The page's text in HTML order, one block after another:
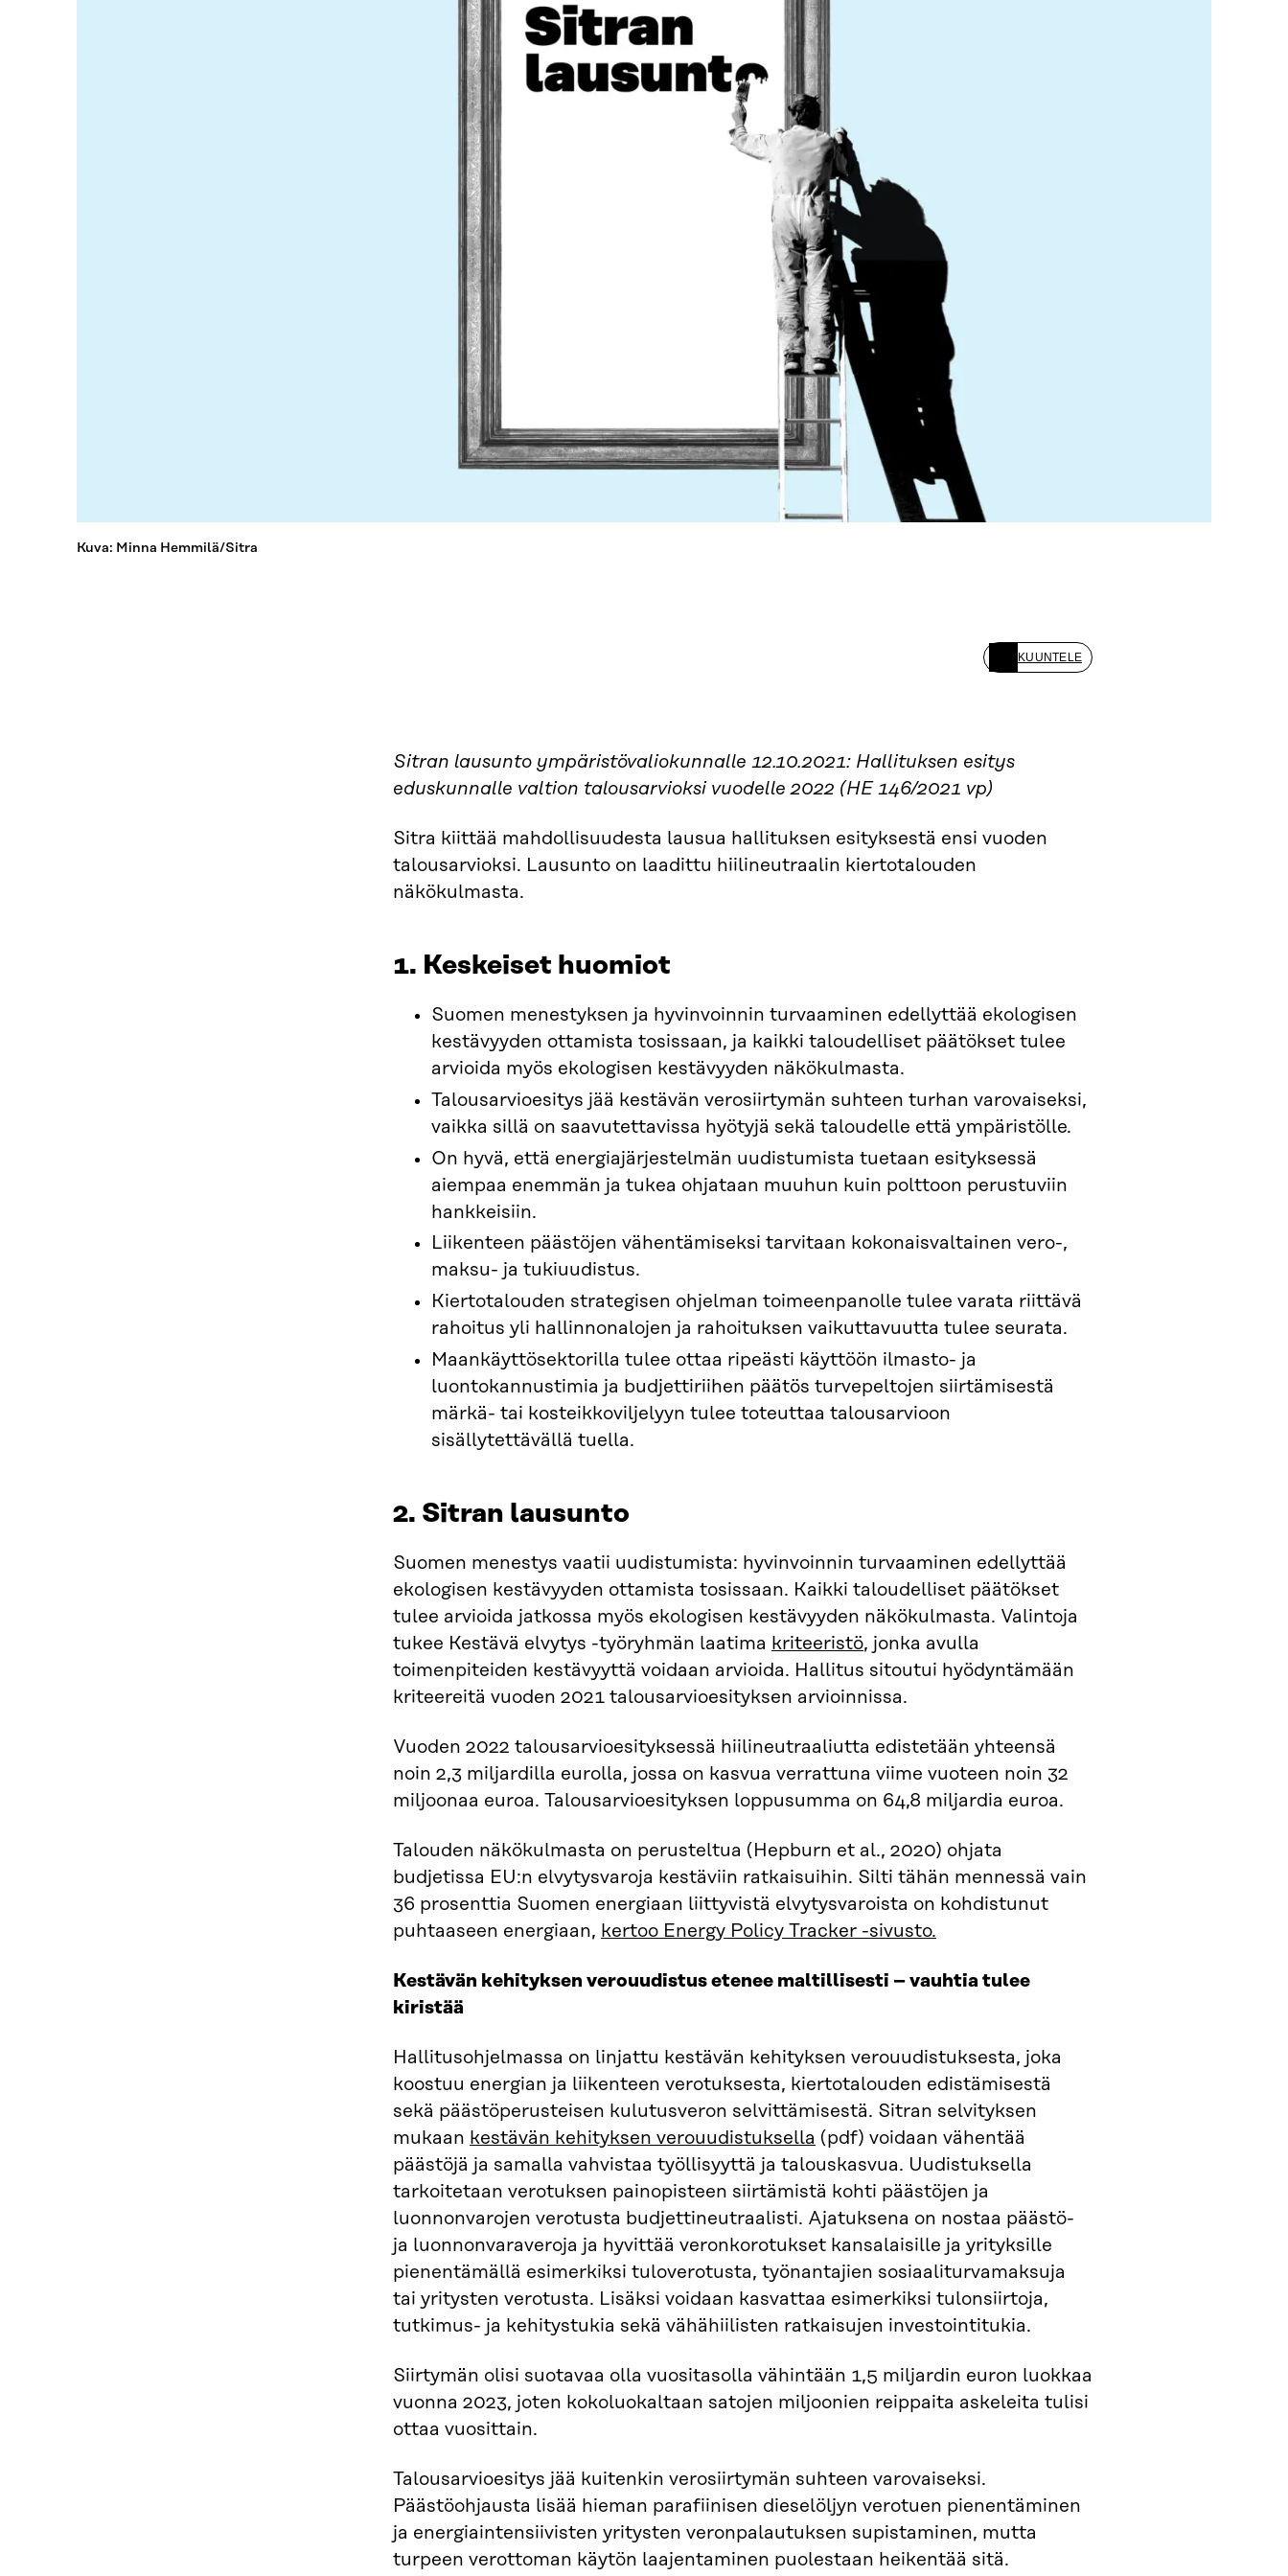
Kuva: Minna Hemmilä/Sitra
KUUNTELE
Sitran lausunto ympäristövaliokunnalle 12.10.2021: Hallituksen esitys
eduskunnalle valtion talousarvioksi vuodelle 2022 (HE 146/2021 vp)
Sitra kiittää mahdollisuudesta lausua hallituksen esityksestä ensi vuoden
talousarvioksi. Lausunto on laadittu hiilineutraalin kiertotalouden
näkökulmasta.
1. Keskeiset huomiot
Suomen menestyksen ja hyvinvoinnin turvaaminen edellyttää ekologisen
kestävyyden ottamista tosissaan, ja kaikki taloudelliset päätökset tulee
arvioida myös ekologisen kestävyyden näkökulmasta.
Talousarvioesitys jää kestävän verosiirtymän suhteen turhan varovaiseksi,
vaikka sillä on saavutettavissa hyötyjä sekä taloudelle että ympäristölle.
On hyvä, että energiajärjestelmän uudistumista tuetaan esityksessä
aiempaa enemmän ja tukea ohjataan muuhun kuin polttoon perustuviin
hankkeisiin.
Liikenteen päästöjen vähentämiseksi tarvitaan kokonaisvaltainen vero-,
maksu- ja tukiuudistus.
Kiertotalouden strategisen ohjelman toimeenpanolle tulee varata riittävä
rahoitus yli hallinnonalojen ja rahoituksen vaikuttavuutta tulee seurata.
Maankäyttösektorilla tulee ottaa ripeästi käyttöön ilmasto- ja
luontokannustimia ja budjettiriihen päätös turvepeltojen siirtämisestä
märkä- tai kosteikkoviljelyyn tulee toteuttaa talousarvioon
sisällytettävällä tuella.
2. Sitran lausunto
Suomen menestys vaatii uudistumista: hyvinvoinnin turvaaminen edellyttää
ekologisen kestävyyden ottamista tosissaan. Kaikki taloudelliset päätökset
tulee arvioida jatkossa myös ekologisen kestävyyden näkökulmasta. Valintoja
tukee Kestävä elvytys -työryhmän laatima kriteeristö, jonka avulla
toimenpiteiden kestävyyttä voidaan arvioida. Hallitus sitoutui hyödyntämään
kriteereitä vuoden 2021 talousarvioesityksen arvioinnissa.
Vuoden 2022 talousarvioesityksessä hiilineutraaliutta edistetään yhteensä
noin 2,3 miljardilla eurolla, jossa on kasvua verrattuna viime vuoteen noin 32
miljoonaa euroa. Talousarvioesityksen loppusumma on 64,8 miljardia euroa.
Talouden näkökulmasta on perusteltua (Hepburn et al., 2020) ohjata
budjetissa EU:n elvytysvaroja kestäviin ratkaisuihin. Silti tähän mennessä vain
36 prosenttia Suomen energiaan liittyvistä elvytysvaroista on kohdistunut
puhtaaseen energiaan, kertoo Energy Policy Tracker -sivusto.
Kestävän kehityksen verouudistus etenee maltillisesti – vauhtia tulee
kiristää
Hallitusohjelmassa on linjattu kestävän kehityksen verouudistuksesta, joka
koostuu energian ja liikenteen verotuksesta, kiertotalouden edistämisestä
sekä päästöperusteisen kulutusveron selvittämisestä. Sitran selvityksen
mukaan kestävän kehityksen verouudistuksella (pdf) voidaan vähentää
päästöjä ja samalla vahvistaa työllisyyttä ja talouskasvua. Uudistuksella
tarkoitetaan verotuksen painopisteen siirtämistä kohti päästöjen ja
luonnonvarojen verotusta budjettineutraalisti. Ajatuksena on nostaa päästö-
ja luonnonvaraveroja ja hyvittää veronkorotukset kansalaisille ja yrityksille
pienentämällä esimerkiksi tuloverotusta, työnantajien sosiaaliturvamaksuja
tai yritysten verotusta. Lisäksi voidaan kasvattaa esimerkiksi tulonsiirtoja,
tutkimus- ja kehitystukia sekä vähähiilisten ratkaisujen investointitukia.
Siirtymän olisi suotavaa olla vuositasolla vähintään 1,5 miljardin euron luokkaa
vuonna 2023, joten kokoluokaltaan satojen miljoonien reippaita askeleita tulisi
ottaa vuosittain.
Talousarvioesitys jää kuitenkin verosiirtymän suhteen varovaiseksi.
Päästöohjausta lisää hieman parafiinisen dieselöljyn verotuen pienentäminen
ja energiaintensiivisten yritysten veronpalautuksen supistaminen, mutta
turpeen verottoman käytön laajentaminen puolestaan heikentää sitä.